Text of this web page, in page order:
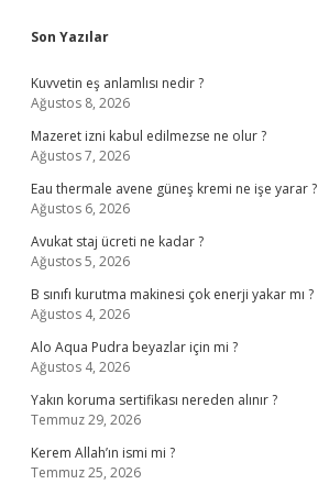
Sidebar
Son Yazılar
Kuvvetin eş anlamlısı nedir ?
Ağustos 8, 2026
Mazeret izni kabul edilmezse ne olur ?
Ağustos 7, 2026
Eau thermale avene güneş kremi ne işe yarar ?
Ağustos 6, 2026
Avukat staj ücreti ne kadar ?
Ağustos 5, 2026
B sınıfı kurutma makinesi çok enerji yakar mı ?
Ağustos 4, 2026
Alo Aqua Pudra beyazlar için mi ?
Ağustos 4, 2026
Yakın koruma sertifikası nereden alınır ?
Temmuz 29, 2026
Kerem Allah’ın ismi mi ?
Temmuz 25, 2026